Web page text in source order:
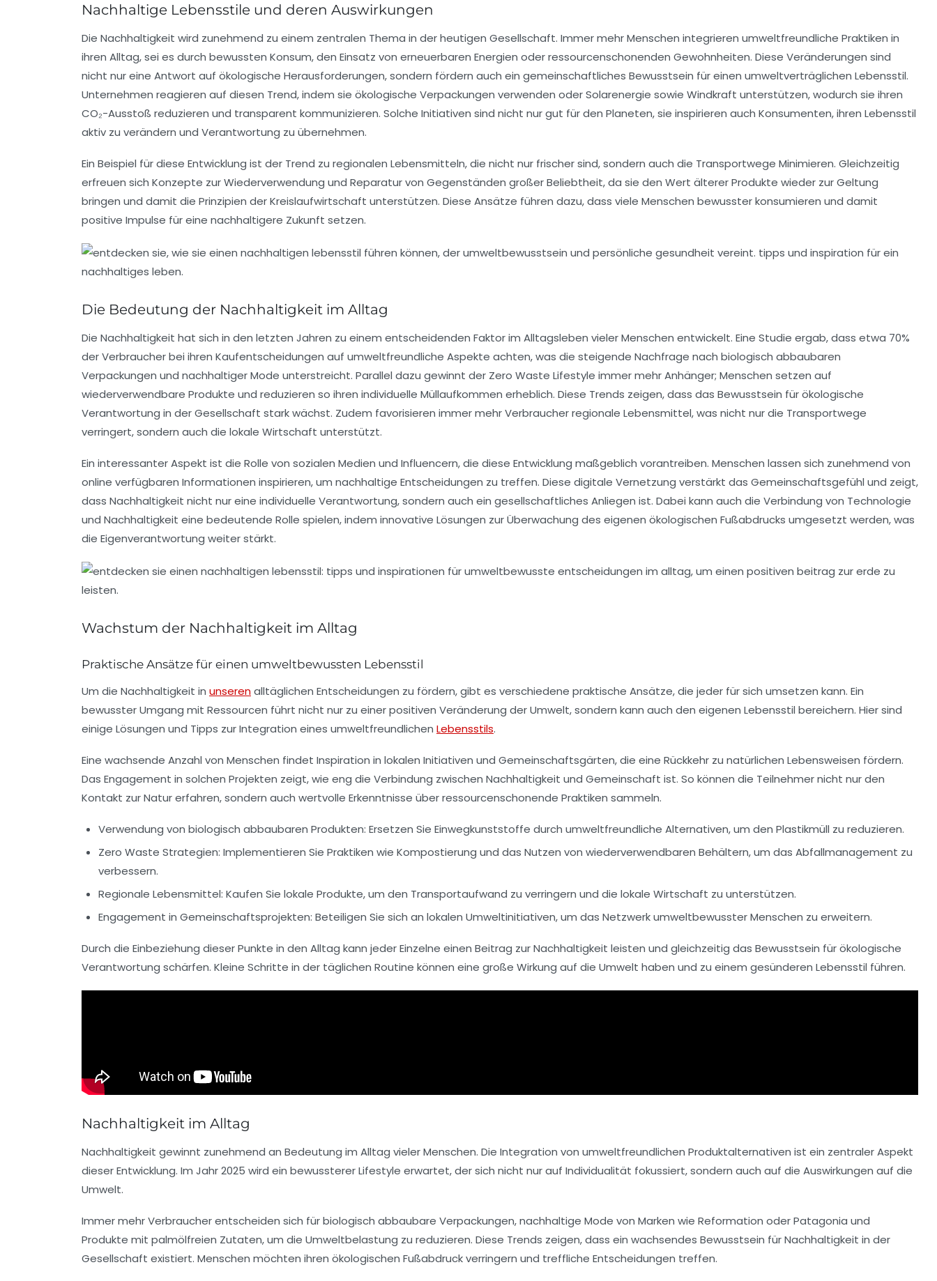
Nachhaltige Lebensstile und deren Auswirkungen
Die Nachhaltigkeit wird zunehmend zu einem zentralen Thema in der heutigen Gesellschaft. Immer mehr Menschen integrieren umweltfreundliche Praktiken in
ihren Alltag, sei es durch bewussten Konsum, den Einsatz von erneuerbaren Energien oder ressourcenschonenden Gewohnheiten. Diese Veränderungen sind
nicht nur eine Antwort auf ökologische Herausforderungen, sondern fördern auch ein gemeinschaftliches Bewusstsein für einen umweltverträglichen Lebensstil.
Unternehmen reagieren auf diesen Trend, indem sie ökologische Verpackungen verwenden oderSolarenergie sowie Windkraft unterstützen, wodurch sie ihren
CO₂-Ausstoß reduzieren und transparent kommunizieren. Solche Initiativen sind nicht nur gut für den Planeten, sie inspirieren auch Konsumenten, ihren Lebensstil
aktiv zu verändern und Verantwortung zu übernehmen.
Ein Beispiel für diese Entwicklung ist der Trend zu regionalen Lebensmitteln, die nicht nur frischer sind, sondern auch die Transportwege Minimieren. Gleichzeitig
erfreuen sich Konzepte zur Wiederverwendung und Reparatur von Gegenständen großer Beliebtheit, da sie den Wert älterer Produkte wieder zur Geltung
bringen und damit die Prinzipien derKreislaufwirtschaft unterstützen. Diese Ansätze führen dazu, dass viele Menschen bewusster konsumieren und damit
positive Impulse für eine nachhaltigere Zukunft setzen.
Die Bedeutung der Nachhaltigkeit im Alltag
Die Nachhaltigkeit hat sich in den letzten Jahren zu einem entscheidenden Faktor im Alltagsleben vieler Menschen entwickelt. Eine Studie ergab, dass etwa 70%
der Verbraucher bei ihren Kaufentscheidungen auf umweltfreundliche Aspekte achten, was die steigende Nachfrage nach biologisch abbaubaren
Verpackungen und nachhaltiger Mode unterstreicht. Parallel dazu gewinnt der Zero Waste Lifestyle immer mehr Anhänger; Menschen setzen auf
wiederverwendbare Produkte und reduzieren so ihren individuelle Müllaufkommen erheblich. Diese Trends zeigen, dass das Bewusstsein für ökologische
Verantwortung in der Gesellschaft stark wächst. Zudem favorisieren immer mehr Verbraucher regionale Lebensmittel, was nicht nur die Transportwege
verringert, sondern auch die lokale Wirtschaft unterstützt.
Ein interessanter Aspekt ist die Rolle von sozialen Medien und Influencern, die diese Entwicklung maßgeblich vorantreiben. Menschen lassen sich zunehmend von
online verfügbaren Informationen inspirieren, um nachhaltige Entscheidungen zu treffen. Diese digitale Vernetzung verstärkt das Gemeinschaftsgefühl und zeigt,
dass Nachhaltigkeit nicht nur eine individuelle Verantwortung, sondern auch ein gesellschaftliches Anliegen ist. Dabei kann auch die Verbindung von Technologie
und Nachhaltigkeit eine bedeutende Rolle spielen, indem innovative Lösungen zur Überwachung des eigenen ökologischen Fußabdrucks umgesetzt werden, was
die Eigenverantwortung weiter stärkt.
Wachstum der Nachhaltigkeit im Alltag
Praktische Ansätze für einen umweltbewussten Lebensstil
Um die Nachhaltigkeit in unserenalltäglichen Entscheidungen zu fördern, gibt es verschiedene praktische Ansätze, die jeder für sich umsetzen kann. Ein
bewusster Umgang mit Ressourcen führt nicht nur zu einer positiven Veränderung der Umwelt, sondern kann auch den eigenen Lebensstil bereichern. Hier sind
einige Lösungen und Tipps zur Integration eines umweltfreundlichen Lebensstils.
Eine wachsende Anzahl von Menschen findet Inspiration in lokalen Initiativen und Gemeinschaftsgärten, die eine Rückkehr zu natürlichen Lebensweisen fördern.
Das Engagement in solchen Projekten zeigt, wie eng die Verbindung zwischen Nachhaltigkeit und Gemeinschaft ist. So können die Teilnehmer nicht nur den
Kontakt zur Natur erfahren, sondern auch wertvolle Erkenntnisse überressourcenschonende Praktiken sammeln.
Verwendung von biologisch abbaubaren Produkten: Ersetzen Sie Einwegkunststoffe durch umweltfreundliche Alternativen, um den Plastikmüll zu reduzieren.
Zero Waste Strategien: Implementieren Sie Praktiken wie Kompostierung und das Nutzen von wiederverwendbaren Behältern, um das Abfallmanagement zu
verbessern.
Regionale Lebensmittel: Kaufen Sie lokale Produkte, um den Transportaufwand zu verringern und die lokale Wirtschaft zu unterstützen.
Engagement in Gemeinschaftsprojekten: Beteiligen Sie sich an lokalen Umweltinitiativen, um das Netzwerk umweltbewusster Menschen zu erweitern.
Durch die Einbeziehung dieser Punkte in den Alltag kann jeder Einzelne einen Beitrag zurNachhaltigkeit leisten und gleichzeitig das Bewusstsein fürökologische
Verantwortung schärfen. Kleine Schritte in der täglichen Routine können eine große Wirkung auf die Umwelt haben und zu einem gesünderen Lebensstil führen.
Nachhaltigkeit im Alltag
Nachhaltigkeit gewinnt zunehmend an Bedeutung im Alltag vieler Menschen. Die Integration von umweltfreundlichen Produktalternativen ist ein zentraler Aspekt
dieser Entwicklung. Im Jahr 2025 wird ein bewussterer Lifestyle erwartet, der sich nicht nur auf Individualität fokussiert, sondern auch auf die Auswirkungen auf die
Umwelt.
Immer mehr Verbraucher entscheiden sich fürbiologisch abbaubare Verpackungen, nachhaltige Mode von Marken wie Reformation oder Patagonia und
Produkte mit palmölfreien Zutaten, um die Umweltbelastung zu reduzieren. Diese Trends zeigen, dass ein wachsendes Bewusstsein für Nachhaltigkeit in der
Gesellschaft existiert. Menschen möchten ihren ökologischen Fußabdruckverringern und treffliche Entscheidungen treffen.